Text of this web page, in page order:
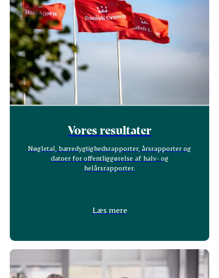
Vores resultater
Nøgletal, bæredygtighedsrapporter, årsrapporter og
datoer for offentliggørelse af halv- og
helårsrapporter.
Læs mere